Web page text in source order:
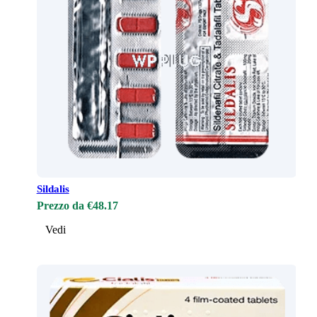
Sildalis
Prezzo da €48.17
Vedi